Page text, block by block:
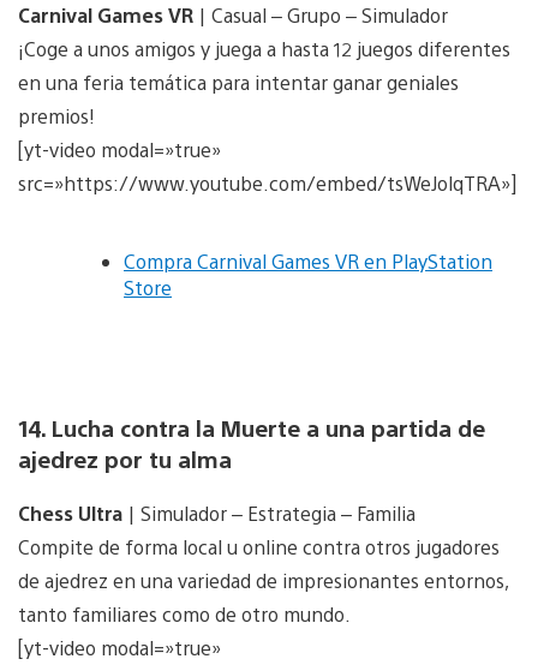
Carnival Games VR | Casual – Grupo – Simulador
¡Coge a unos amigos y juega a hasta 12 juegos diferentes
en una feria temática para intentar ganar geniales
premios!
[yt-video modal=»true»
src=»https://www.youtube.com/embed/tsWeJolqTRA»]
Compra Carnival Games VR en PlayStation
Store
14. Lucha contra la Muerte a una partida de
ajedrez por tu alma
Chess Ultra | Simulador – Estrategia – Familia
Compite de forma local u online contra otros jugadores
de ajedrez en una variedad de impresionantes entornos,
tanto familiares como de otro mundo.
[yt-video modal=»true»